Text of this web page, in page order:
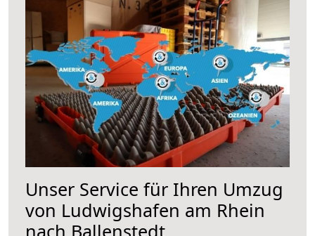
Unser Service für Ihren Umzug
von Ludwigshafen am Rhein
nach Ballenstedt